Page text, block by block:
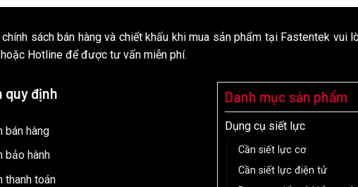
sách bán hàng và chiết khấu khi mua sản phẩm tại Fastentek vui
Hotline để được tư vấn miễn phí.
quy định
bán hàng
bảo hành
thanh toán
Danh mục sản phẩm
Dụng cụ siết lực
Cần siết lực cơ
Cần siết lực điện tử